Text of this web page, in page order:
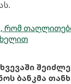
რომ
ბანკმა